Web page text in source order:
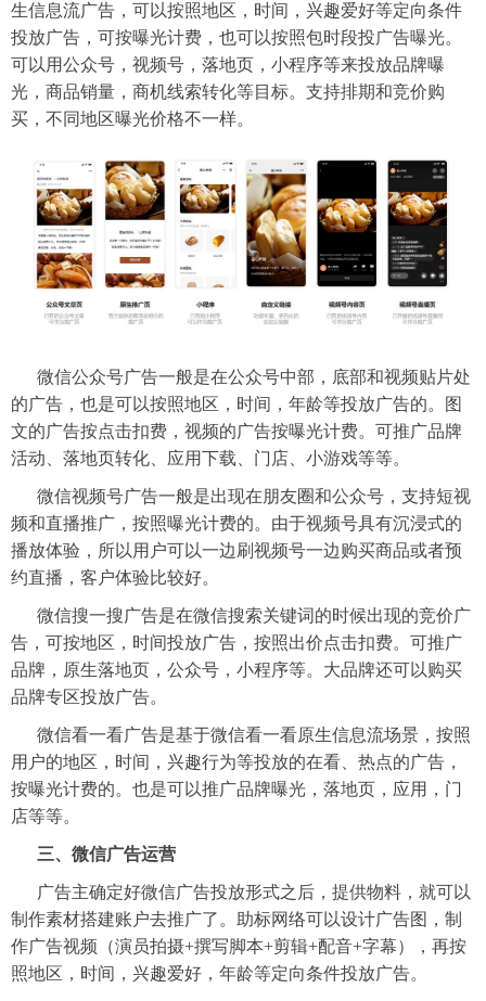
生信息流广告，可以按照地区，时间，兴趣爱好等定向条件
投放广告，可按曝光计费，也可以按照包时段投广告曝光。
可以用公众号，视频号，落地页，小程序等来投放品牌曝
光，商品销量，商机线索转化等目标。支持排期和竞价购
买，不同地区曝光价格不一样。
微信公众号广告一般是在公众号中部，底部和视频贴片处
的广告，也是可以按照地区，时间，年龄等投放广告的。图
文的广告按点击扣费，视频的广告按曝光计费。可推广品牌
活动、落地页转化、应用下载、门店、小游戏等等。
微信视频号广告一般是出现在朋友圈和公众号，支持短视
频和直播推广，按照曝光计费的。由于视频号具有沉浸式的
播放体验，所以用户可以一边刷视频号一边购买商品或者预
约直播，客户体验比较好。
微信搜一搜广告是在微信搜索关键词的时候出现的竞价广
告，可按地区，时间投放广告，按照出价点击扣费。可推广
品牌，原生落地页，公众号，小程序等。大品牌还可以购买
品牌专区投放广告。
微信看一看广告是基于微信看一看原生信息流场景，按照
用户的地区，时间，兴趣行为等投放的在看、热点的广告，
按曝光计费的。也是可以推广品牌曝光，落地页，应用，门
店等等。
三、微信广告运营
广告主确定好微信广告投放形式之后，提供物料，就可以
制作素材搭建账户去推广了。助标网络可以设计广告图，制
作广告视频（演员拍摄+撰写脚本+剪辑+配音+字幕），再按
照地区，时间，兴趣爱好，年龄等定向条件投放广告。